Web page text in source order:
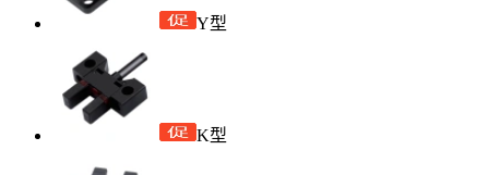
Y型
K型